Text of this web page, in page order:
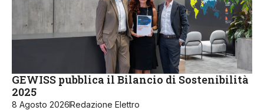
GEWISS pubblica il Bilancio di Sostenibilità
2025
8 Agosto 2026Redazione Elettro